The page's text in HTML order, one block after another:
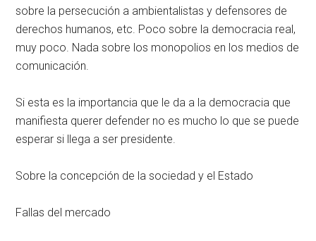
sobre la persecución a ambientalistas y defensores de
derechos humanos, etc. Poco sobre la democracia real,
muy poco. Nada sobre los monopolios en los medios de
comunicación.
Si esta es la importancia que le da a la democracia que
manifiesta querer defender no es mucho lo que se puede
esperar si llega a ser presidente.
Sobre la concepción de la sociedad y el Estado
Fallas del mercado